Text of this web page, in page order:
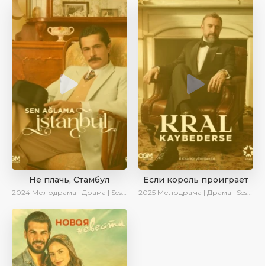
Не плачь, Стамбул
2024 Мелодрама | Драма | SesDizi | Сериалы 2024
Если король проиграет
2025 Мелодрама | Драма | SesDizi | Ирина Котова | AlisaDirilis | Turok1990 | Новинки | Сериалы 2025